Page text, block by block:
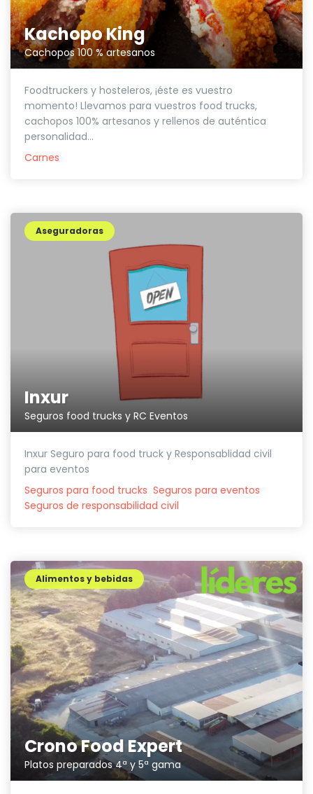
Kachopo King
Cachopos 100 % artesanos
Foodtruckers y hosteleros, ¡éste es vuestro
momento! Llevamos para vuestros food trucks,
cachopos 100% artesanos y rellenos de auténtica
personalidad...
Carnes
Inxur
Seguros food trucks y RC Eventos
Aseguradoras
Inxur Seguro para food truck y Responsablidad civil
para eventos
Seguros para food trucks Seguros para eventos
Seguros de responsabilidad civil
Crono Food Expert
Platos preparados 4ª y 5ª gama
Alimentos y bebidas